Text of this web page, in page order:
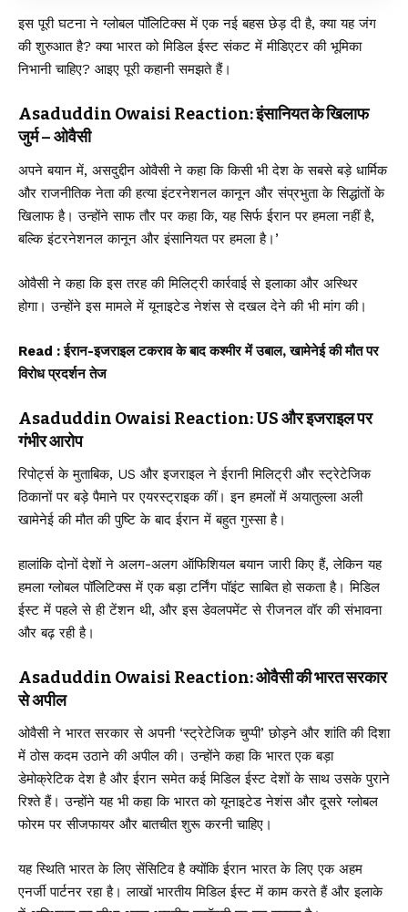
इस पूरी घटना ने ग्लोबल पॉलिटिक्स में एक नई बहस छेड़ दी है, क्या यह जंग
की शुरुआत है? क्या भारत को मिडिल ईस्ट संकट में मीडिएटर की भूमिका
निभानी चाहिए? आइए पूरी कहानी समझते हैं।
Asaduddin Owaisi Reaction: इंसानियत के खिलाफ
जुर्म – ओवैसी
अपने बयान में, असदुद्दीन ओवैसी ने कहा कि किसी भी देश के सबसे बड़े धार्मिक
और राजनीतिक नेता की हत्या इंटरनेशनल कानून और संप्रभुता के सिद्धांतों के
खिलाफ है। उन्होंने साफ तौर पर कहा कि, यह सिर्फ ईरान पर हमला नहीं है,
बल्कि इंटरनेशनल कानून और इंसानियत पर हमला है।’
ओवैसी ने कहा कि इस तरह की मिलिट्री कार्रवाई से इलाका और अस्थिर
होगा। उन्होंने इस मामले में यूनाइटेड नेशंस से दखल देने की भी मांग की।
Read :ईरान-इजराइल टकराव के बाद कश्मीर में उबाल, खामेनेई की मौत पर
विरोध प्रदर्शन तेज
Asaduddin Owaisi Reaction: US और इजराइल पर
गंभीर आरोप
रिपोर्ट्स के मुताबिक, US और इजराइल ने ईरानी मिलिट्री और स्ट्रेटेजिक
ठिकानों पर बड़े पैमाने पर एयरस्ट्राइक कीं। इन हमलों में अयातुल्ला अली
खामेनेई की मौत की पुष्टि के बाद ईरान में बहुत गुस्सा है।
हालांकि दोनों देशों ने अलग-अलग ऑफिशियल बयान जारी किए हैं, लेकिन यह
हमला ग्लोबल पॉलिटिक्स में एक बड़ा टर्निंग पॉइंट साबित हो सकता है। मिडिल
ईस्ट में पहले से ही टेंशन थी, और इस डेवलपमेंट से रीजनल वॉर की संभावना
और बढ़ रही है।
Asaduddin Owaisi Reaction: ओवैसी की भारत सरकार
से अपील
ओवैसी ने भारत सरकार से अपनी ‘स्ट्रेटेजिक चुप्पी’ छोड़ने और शांति की दिशा
में ठोस कदम उठाने की अपील की। उन्होंने कहा कि भारत एक बड़ा
डेमोक्रेटिक देश है और ईरान समेत कई मिडिल ईस्ट देशों के साथ उसके पुराने
रिश्ते हैं। उन्होंने यह भी कहा कि भारत को यूनाइटेड नेशंस और दूसरे ग्लोबल
फोरम पर सीजफायर और बातचीत शुरू करनी चाहिए।
यह स्थिति भारत के लिए सेंसिटिव है क्योंकि ईरान भारत के लिए एक अहम
एनर्जी पार्टनर रहा है। लाखों भारतीय मिडिल ईस्ट में काम करते हैं और इलाके